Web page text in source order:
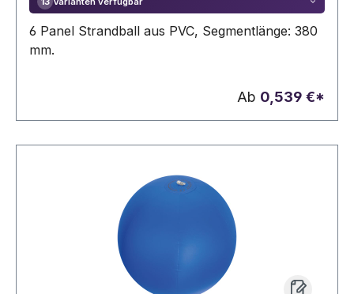
6 Panel Strandball aus PVC, Segmentlänge: 380
mm.
Ab 0,539 €*